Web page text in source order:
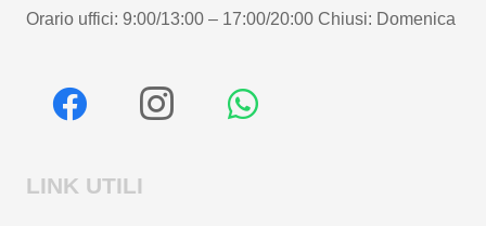
Orario uffici: 9:00/13:00 – 17:00/20:00 Chiusi: Domenica
LINK UTILI